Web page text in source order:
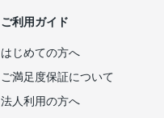
ご利用ガイド
はじめての方へ
ご満足度保証について
法人利用の方へ